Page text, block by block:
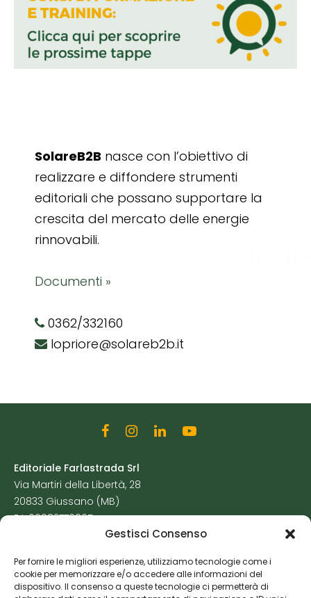
Gestisci Consenso
Per fornire le migliori esperienze, utilizziamo tecnologie come i
cookie per memorizzare e/o accedere alle informazioni del
dispositivo. Il consenso a queste tecnologie ci permetterà di
SolareB2B nasce con l’obiettivo di
realizzare e diffondere strumenti
editoriali che possano supportare la
crescita del mercato delle energie
rinnovabili.
Documenti »
0362/332160
lopriore@solareb2b.it
Editoriale Farlastrada Srl
Via Martiri della Libertà, 28
20833 Giussano (MB)
P.I. 06982770965
Cookie Policy
Risorse Aggiuntive